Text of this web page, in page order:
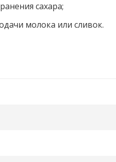
сахара;
молока или сливок.